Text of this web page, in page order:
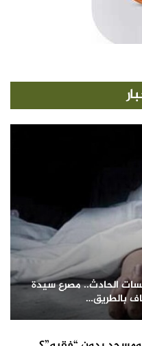
الحادث.. مصرع سيدة
بالطريق…